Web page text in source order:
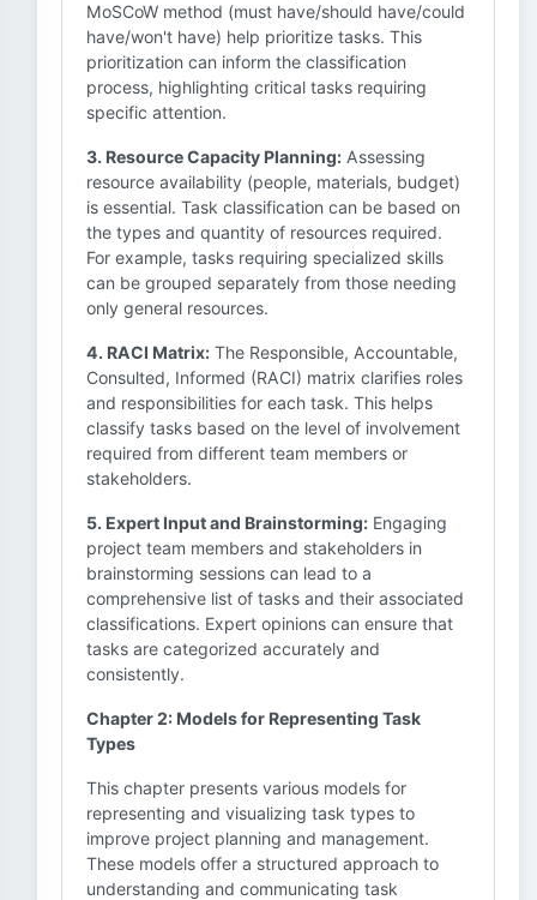
MoSCoW method (must have/should have/could
have/won't have) help prioritize tasks. This
prioritization can inform the classification
process, highlighting critical tasks requiring
specific attention.
3. Resource Capacity Planning: Assessing
resource availability (people, materials, budget)
is essential. Task classification can be based on
the types and quantity of resources required.
For example, tasks requiring specialized skills
can be grouped separately from those needing
only general resources.
4. RACI Matrix: The Responsible, Accountable,
Consulted, Informed (RACI) matrix clarifies roles
and responsibilities for each task. This helps
classify tasks based on the level of involvement
required from different team members or
stakeholders.
5. Expert Input and Brainstorming: Engaging
project team members and stakeholders in
brainstorming sessions can lead to a
comprehensive list of tasks and their associated
classifications. Expert opinions can ensure that
tasks are categorized accurately and
consistently.
Chapter 2: Models for Representing Task
Types
This chapter presents various models for
representing and visualizing task types to
improve project planning and management.
These models offer a structured approach to
understanding and communicating task